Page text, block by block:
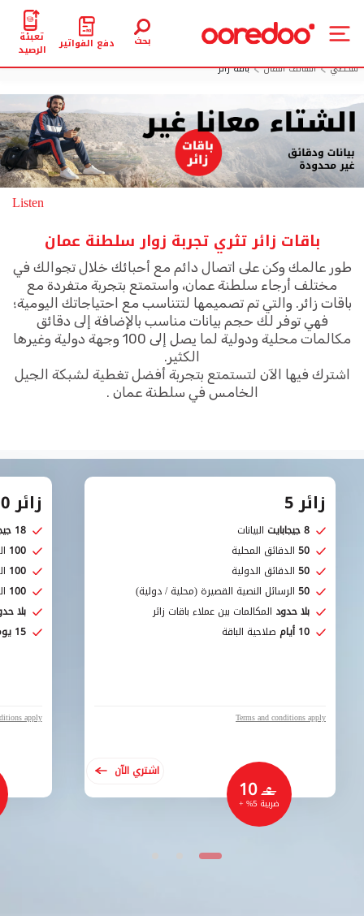
بحث دفع الفواتير تعبئة
الرصيد
شخصي
الهاتف النقال باقة زائر
Listen
باقات زائر تثري تجربة زوار سلطنة عمان
طور عالمك وكن على اتصال دائم مع أحبائك خلال تجوالك في
مختلف أرجاء سلطنة عمان، واستمتع بتجربة متفردة مع
باقات زائر. والتي تم تصميمها لتتناسب مع احتياجاتك اليومية؛
فهي توفر لك حجم بيانات مناسب بالإضافة إلى دقائق
مكالمات محلية ودولية لما يصل إلى 100 وجهة دولية وغيرها
الكثير.
اشترك فيها الآن لتستمتع بتجربة أفضل تغطية لشبكة الجيل
الخامس في سلطنة عمان .
زائر 5
8 جيجابايت
البيانات
50 الدقائق المحلية
50 الدقائق الدولية
50 الرسائل النصية القصيرة (محلية / دولية)
بلا حدود المكالمات بين عملاء باقات زائر
10 أيام
صلاحية الباقة
Terms and conditions apply
اشتري الآن
زائر 10
18 جيجابايت
100
100
100
بلا
15 يوم
apply
‒
10ضريبة 5% +